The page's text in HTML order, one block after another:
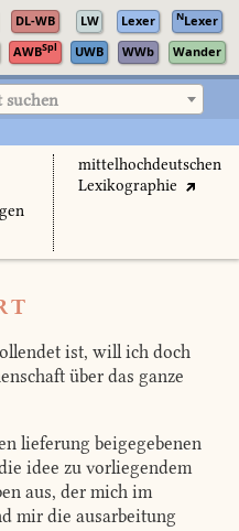
DL-WB LW Lexer NLexer
AWBSpl UWB WWb Wander
suchen
mittelhochdeutschen
Lexikographie
ist, will ich doch
über das ganze
lieferung beigegebenen
idee zu vorliegendem
aus, der mich im
mir die ausarbeitung